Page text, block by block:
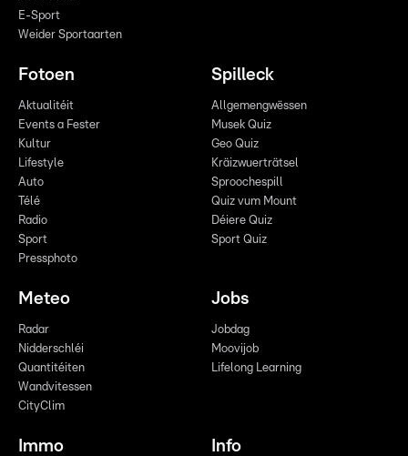
E-Sport
Weider Sportaarten
Fotoen
Aktualitéit
Events a Fester
Kultur
Lifestyle
Auto
Télé
Radio
Sport
Pressphoto
Spilleck
Allgemengwëssen
Musek Quiz
Geo Quiz
Kräizwuerträtsel
Sproochespill
Quiz vum Mount
Déiere Quiz
Sport Quiz
Meteo
Radar
Nidderschléi
Quantitéiten
Wandvitessen
CityClim
Jobs
Jobdag
Moovijob
Lifelong Learning
Immo Info